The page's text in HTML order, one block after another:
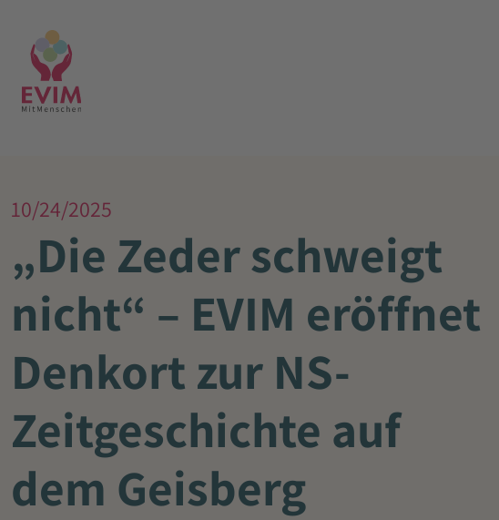
10/24/2025
„Die Zeder schweigt
nicht“ – EVIM eröffnet
Denkort zur NS-
Zeitgeschichte auf
dem Geisberg